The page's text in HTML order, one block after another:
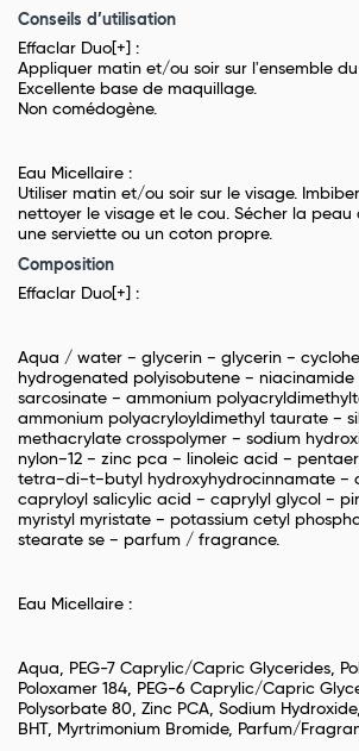
Conseils d’utilisation
Effaclar Duo[+] :
Appliquer matin et/ou soir sur l'ensemble du
Excellente base de maquillage.
Non comédogène.
Eau Micellaire :
Utiliser matin et/ou soir sur le visage.
nettoyer le visage et le cou. Sécher la
une serviette ou un coton propre.
Composition
Effaclar Duo[+] :
Aqua / water − glycerin − glycerin −
hydrogenated polyisobutene − niacinamide
sarcosinate − ammonium
ammonium polyacryloyldimethyl taurate −
methacrylate crosspolymer − sodium
nylon−12 − zinc pca − linoleic acid −
tetra−di−t−butyl hydroxyhydrocinnamate −
capryloyl salicylic acid − caprylyl glycol −
myristyl myristate − potassium cetyl
stearate se − parfum / fragrance.
Eau Micellaire :
Aqua, PEG-7 Caprylic/Capric Glycerides,
Poloxamer 184, PEG-6 Caprylic/Capric
Polysorbate 80, Zinc PCA, Sodium
BHT, Myrtrimonium Bromide, Parfum/